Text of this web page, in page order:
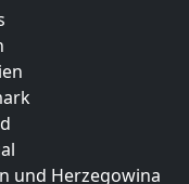
und Herzegowina